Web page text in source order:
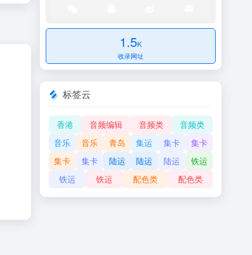
1.5K
收录网址
标签云
香港 音频编辑 音频类
音频类
音乐
音乐 青岛 集运 集卡
集卡
集卡
集卡 陆运 陆运 陆运
铁运
铁运
铁运 配色类 配色类